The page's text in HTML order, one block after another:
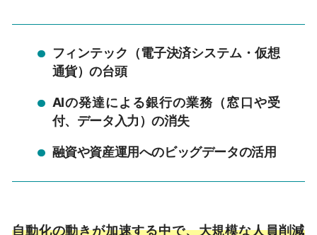
フィンテック（電子決済システム・仮想
通貨）の台頭
AIの発達による銀行の業務（窓口や受
付、データ入力）の消失
融資や資産運用へのビッグデータの活用
自動化の動きが加速する中で、大規模な人員削減